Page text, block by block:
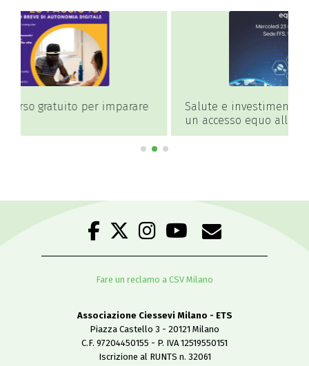
Salute e investimenti: nuove prospettive per
Fare un reclamo a CSV Milano
Associazione Ciessevi Milano - ETS
Piazza Castello 3 - 20121 Milano
C.F. 97204450155 - P. IVA 12519550151
Iscrizione al RUNTS n. 32061